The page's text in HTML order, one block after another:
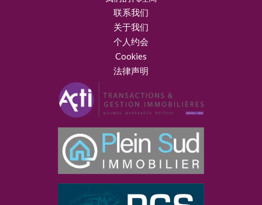
联系我们
关于我们
个人约会
Cookies
法律声明